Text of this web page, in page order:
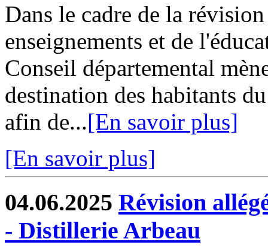
Dans le cadre de la
enseignements et de
Conseil départemental
destination des habitants
afin de...[En savoir plus]
[En savoir plus]
04.06.2025 Révision
- Distillerie Arbeau